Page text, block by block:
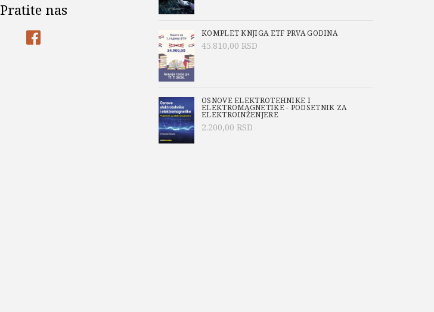
Pratite nas
KOMPLET KNJIGA ETF PRVA GODINA
45.810,00 RSD
OSNOVE ELEKTROTEHNIKE I
ELEKTROMAGNETIKE - PODSETNIK ZA
ELEKTROINŽENJERE
2.200,00 RSD